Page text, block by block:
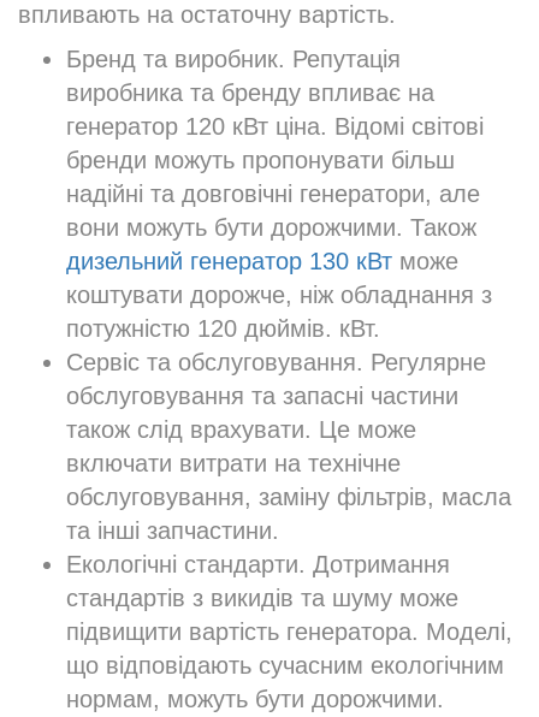
впливають на остаточну вартість.
Бренд та виробник. Репутація
виробника та бренду впливає на
генератор 120 кВт ціна. Відомі світові
бренди можуть пропонувати більш
надійні та довговічні генератори, але
вони можуть бути дорожчими. Також
дизельний генератор 130 кВт може
коштувати дорожче, ніж обладнання з
потужністю 120 дюймів. кВт.
Сервіс та обслуговування. Регулярне
обслуговування та запасні частини
також слід врахувати. Це може
включати витрати на технічне
обслуговування, заміну фільтрів, масла
та інші запчастини.
Екологічні стандарти. Дотримання
стандартів з викидів та шуму може
підвищити вартість генератора. Моделі,
що відповідають сучасним екологічним
нормам, можуть бути дорожчими.